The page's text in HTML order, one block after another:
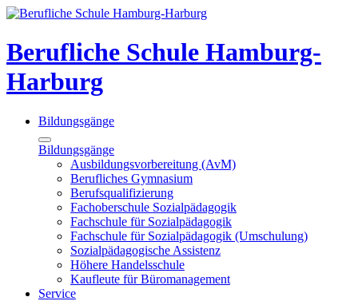
Berufliche Schule Hamburg-
Harburg
Bildungsgänge
Bildungsgänge
Ausbildungsvorbereitung (AvM)
Berufliches Gymnasium
Berufsqualifizierung
Fachoberschule Sozialpädagogik
Fachschule für Sozialpädagogik
Fachschule für Sozialpädagogik (Umschulung)
Sozialpädagogische Assistenz
Höhere Handelsschule
Kaufleute für Büromanagement
Service